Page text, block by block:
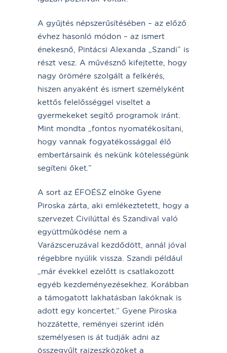
A gyűjtés népszerűsítésében – az előző
évhez hasonló módon – az ismert
énekesnő, Pintácsi Alexanda „Szandi” is
részt vesz. A művésznő kifejtette, hogy
nagy örömére szolgált a felkérés,
hiszen anyaként és ismert személyként
kettős felelősséggel viseltet a
gyermekeket segítő programok iránt.
Mint mondta „fontos nyomatékosítani,
hogy vannak fogyatékossággal élő
embertársaink és nekünk kötelességünk
segíteni őket.”
A sort az ÉFOÉSZ elnöke Gyene
Piroska zárta, aki emlékeztetett, hogy a
szervezet Civilúttal és Szandival való
együttműködése nem a
Varázsceruzával kezdődött, annál jóval
régebbre nyúlik vissza. Szandi például
„már évekkel ezelőtt is csatlakozott
egyéb kezdeményezésekhez. Korábban
a támogatott lakhatásban lakóknak is
adott egy koncertet.” Gyene Piroska
hozzátette, reményei szerint idén
személyesen is át tudják adni az
összegyűlt rajzeszközöket a